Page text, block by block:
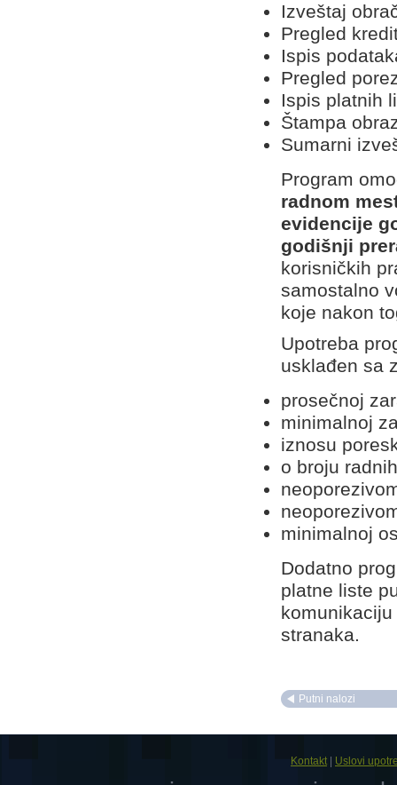
Izveštaj
Pregled
Ispis
Pregled
Ispis platnih
Štampa
Sumarni
Program
radnom
evidencije
godišnji
korisničkih
samostalno
koje nakon
Upotreba
usklađen sa
prosečnoj
minimalnoj
iznosu
o broju
minimalnoj
Dodatno
platne liste
stranaka.
Putni nalozi
Kontakt Uslovi